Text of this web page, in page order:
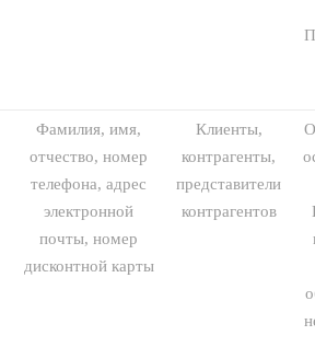
Фамилия, имя,
отчество, номер
телефона, адрес
электронной
почты, номер
дисконтной карты
Клиенты,
контрагенты,
представители
контрагентов